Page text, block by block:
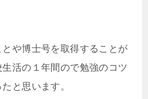
や博士号を取得することが
活の１年間ので勉強のコツ
と思います。